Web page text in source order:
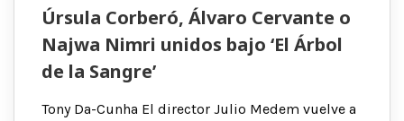
Úrsula Corberó, Álvaro Cervante o
Najwa Nimri unidos bajo ‘El Árbol
de la Sangre’
Tony Da-Cunha El director Julio Medem vuelve a